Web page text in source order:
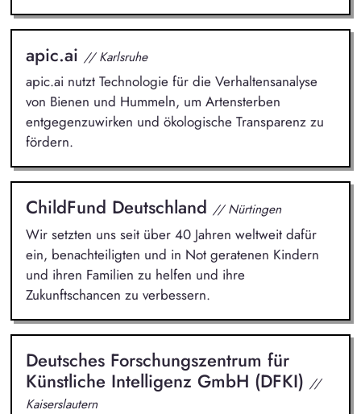
apic.ai // Karlsruhe
apic.ai nutzt Technologie für die Verhaltensanalyse
von Bienen und Hummeln, um Artensterben
entgegenzuwirken und ökologische Transparenz zu
fördern.
ChildFund Deutschland // Nürtingen
Wir setzten uns seit über 40 Jahren weltweit dafür
ein, benachteiligten und in Not geratenen Kindern
und ihren Familien zu helfen und ihre
Zukunftschancen zu verbessern.
Deutsches Forschungszentrum für
Künstliche Intelligenz GmbH (DFKI) //
Kaiserslautern